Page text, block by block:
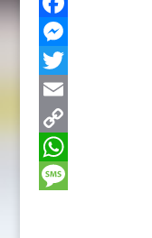
F
a
c
e
b
o
M
e
s
s
e
T
w
t
E
m
a
C
o
W